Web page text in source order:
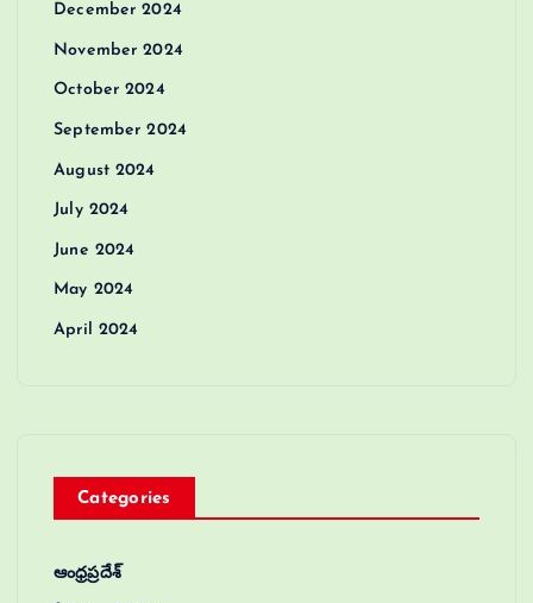
December 2024
November 2024
October 2024
September 2024
August 2024
July 2024
June 2024
May 2024
April 2024
Categories
ఆంధ్రప్రదేశ్